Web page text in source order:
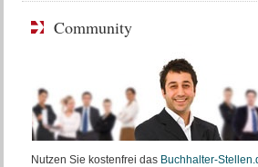
Community
Nutzen Sie kostenfrei das Buchhalter-